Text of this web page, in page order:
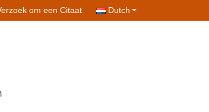
om een Citaat Dutch